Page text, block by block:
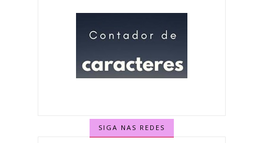
SIGA NAS REDES